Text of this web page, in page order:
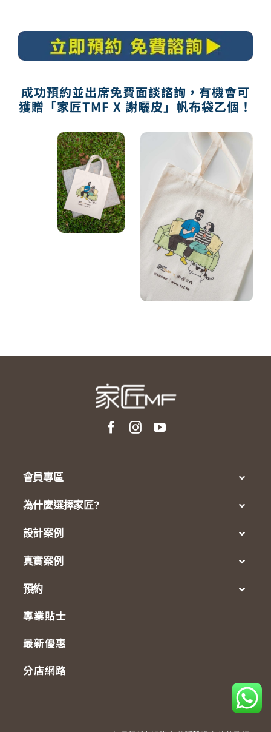
成功預約並出席免費面談諮詢，有機會可
獲贈「家匠TMF X 謝曬皮」帆布袋乙個！
會員專區
為什麼選擇家匠?
設計案例
真實案例
預約
專業貼士
最新優惠
分店網路